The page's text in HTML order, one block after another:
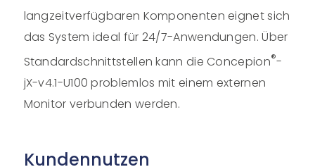
langzeitverfügbaren Komponenten eignet sich
das System ideal für 24/7-Anwendungen. Über
Standardschnittstellen kann die Concepion®-
jX-v4.1-U100 problemlos mit einem externen
Monitor verbunden werden.
Kundennutzen